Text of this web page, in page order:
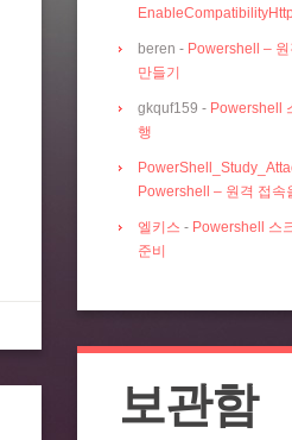
beren - Powershell –
만들기
gkquf159 - Powershell
행
Powershell – 원격 접속
엘키스 - Powershell 스
준비
보관함